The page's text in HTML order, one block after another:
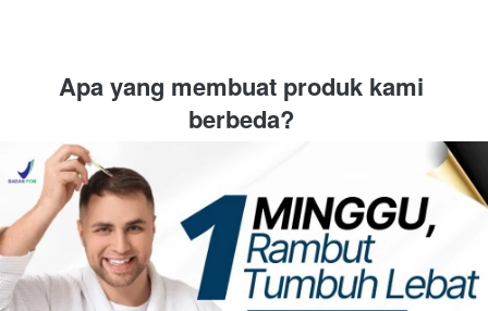
Apa yang membuat produk kami
berbeda?